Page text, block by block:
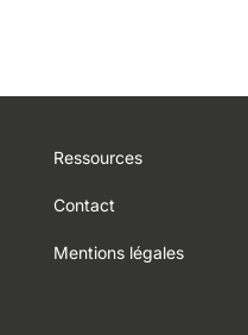
Footer
Ressources
Contact
Mentions légales